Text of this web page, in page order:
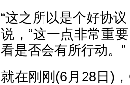
“这之所以是个好协
说，“这一点非常重
看是否会有所行动。”
就在刚刚(6月28日)